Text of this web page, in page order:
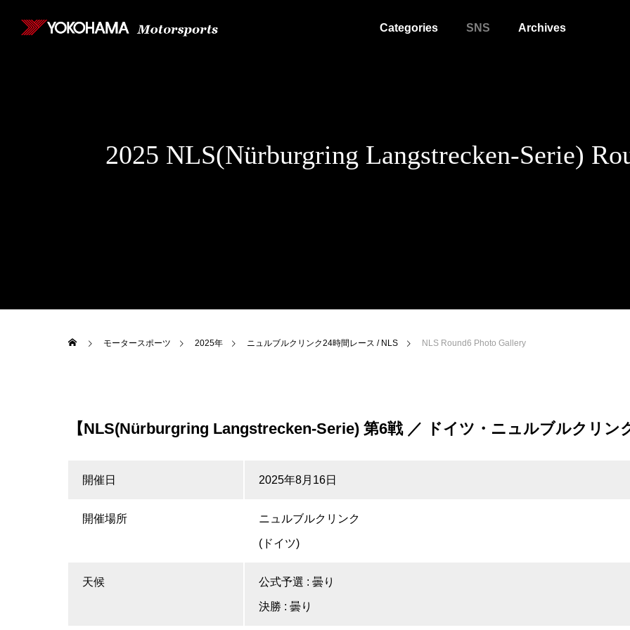
Categories SNS Archives
2025 NLS(Nürburgring Langstrecken-Serie)
モータースポーツ 2025年 ニュルブルクリンク24時間レース / NLS NLS Round6 Photo Gallery
【NLS(Nürburgring Langstrecken-Serie) 第6戦 ／ ドイツ・ニュルブルクリン
開催日 2025年8月16日
開催場所 ニュルブルクリンク
(ドイツ)
天候 公式予選 : 曇り
決勝 : 曇り